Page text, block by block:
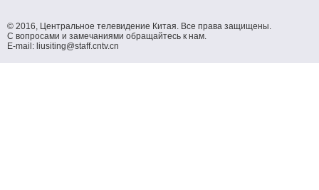
© 2016, Центральное телевидение Китая. Все права защищены.
С вопросами и замечаниями обращайтесь к нам.
E-mail: liusiting@staff.cntv.cn